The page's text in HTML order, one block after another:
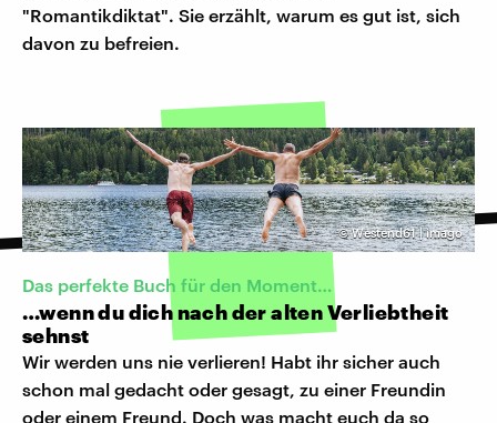
"Romantikdiktat". Sie erzählt, warum es gut ist, sich
davon zu befreien.
©Westend61 | imago
Das perfekte Buch für den Moment…
…wenn du dich nach der alten Verliebtheit
sehnst
Wir werden uns nie verlieren! Habt ihr sicher auch
schon mal gedacht oder gesagt, zu einer Freundin
oder einem Freund. Doch was macht euch da so